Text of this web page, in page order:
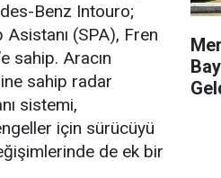
Benz Intouro;
(SPA), Fren
sahip. Aracın
sahip radar
sistemi,
için sürücüyü
de ek bir